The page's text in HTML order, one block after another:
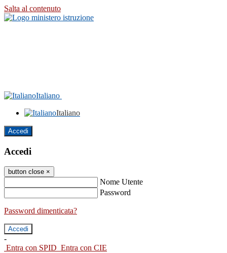
Salta al contenuto
Italiano
Italiano
Accedi
Accedi
button close ×
Nome Utente
Password
Password dimenticata?
-
Entra con SPID Entra con CIE